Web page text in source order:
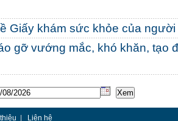
Giấy khám sức khỏe của người
gỡ vướng mắc, khó khăn, tạo
Liên hệ